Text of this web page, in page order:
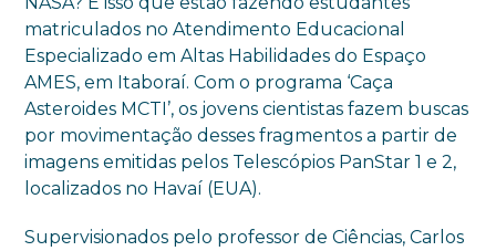
matriculados no Atendimento Educacional
Especializado em Altas Habilidades do Espaço
AMES, em Itaboraí. Com o programa ‘Caça
Asteroides MCTI’, os jovens cientistas fazem buscas
por movimentação desses fragmentos a partir de
imagens emitidas pelos Telescópios PanStar 1 e 2,
localizados no Havaí (EUA).
Supervisionados pelo professor de Ciências, Carlos